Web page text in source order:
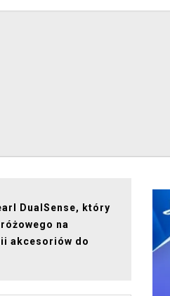
DualSense, który
na
akcesoriów do